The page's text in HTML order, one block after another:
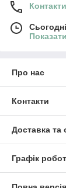
Контакти
Про нас
Контакти
Доставка та
Графік